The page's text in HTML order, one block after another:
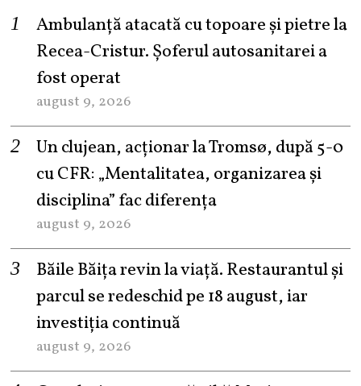
Ambulanță atacată cu topoare și pietre la
Recea-Cristur. Șoferul autosanitarei a
fost operat
august 9, 2026
Un clujean, acționar la Tromsø, după 5-0
cu CFR: „Mentalitatea, organizarea și
disciplina” fac diferența
august 9, 2026
Băile Băița revin la viață. Restaurantul și
parcul se redeschid pe 18 august, iar
investiția continuă
august 9, 2026